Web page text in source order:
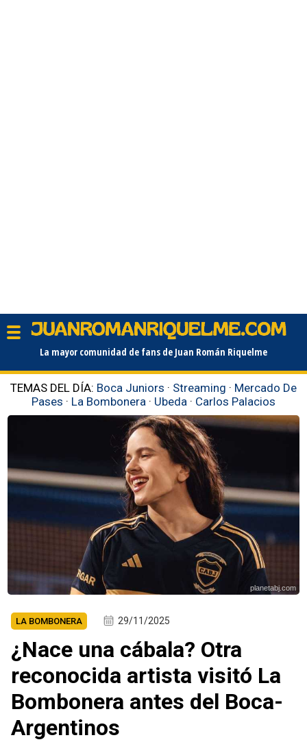
La mayor comunidad de fans de Juan Román Riquelme
TEMAS DEL DÍA: Boca Juniors · Streaming · Mercado De
Pases · La Bombonera · Ubeda · Carlos Palacios
planetabj.com
LA BOMBONERA 29/11/2025
¿Nace una cábala? Otra
reconocida artista visitó La
Bombonera antes del Boca-
Argentinos